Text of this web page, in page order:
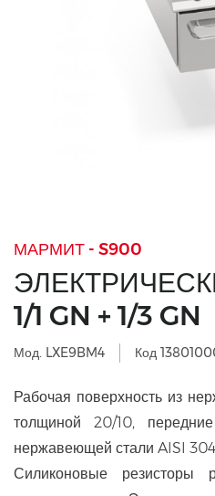
МАРМИТ - S900
1/1 GN + 1/3 GN
Мод. LXE9BM4 Код
Рабочая поверхность из
толщиной 20/10,
нержавеющей стали AISI 304
Силиконовые